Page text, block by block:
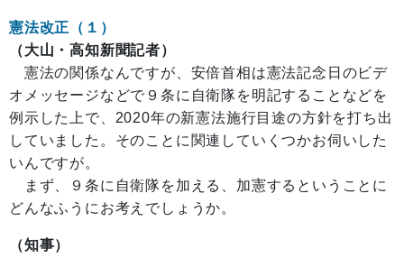
憲法改正（１）
（大山・高知新聞記者）
憲法の関係なんですが、安倍首相は憲法記念日のビデ
オメッセージなどで９条に自衛隊を明記することなどを
例示した上で、2020年の新憲法施行目途の方針を打ち出
していました。そのことに関連していくつかお伺いした
いんですが。
まず、９条に自衛隊を加える、加憲するということに
どんなふうにお考えでしょうか。
（知事）